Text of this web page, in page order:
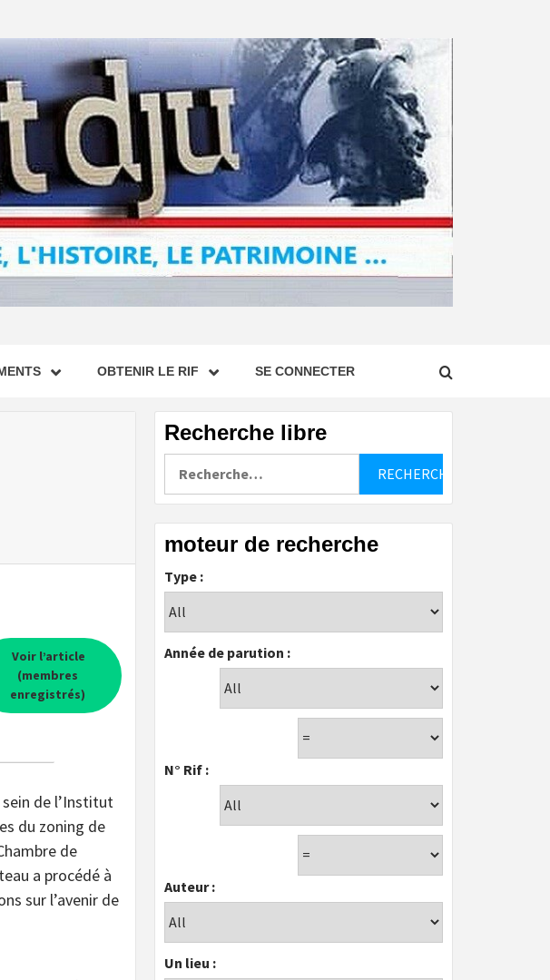
OBTENIR LE RIF SE CONNECTER
Voir l’article
(membres
enregistrés)
de l’Institut
du zoning de
de
a procédé à
sur l’avenir de
Recherche libre
moteur de recherche
Type :
Année de parution :
N° Rif :
Auteur :
Un lieu :